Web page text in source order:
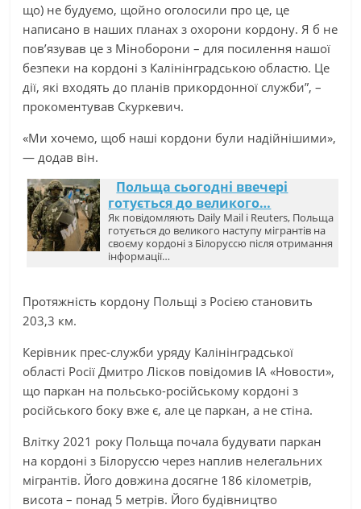
що) не будуємо, щойно оголосили про це, це
написано в наших планах з охорони кордону. Я б не
пов’язував це з Міноборони – для посилення нашої
безпеки на кордоні з Калінінградською областю. Це
дії, які входять до планів прикордонної служби”, –
прокоментував Скуркевич.
«Ми хочемо, щоб наші кордони були надійнішими»,
— додав він.
Польща сьогодні ввечері
готується до великого…
Як повідомляють Daily Mail і Reuters, Польща
готується до великого наступу мігрантів на
своєму кордоні з Білоруссю після отримання
інформації…
Протяжність кордону Польщі з Росією становить
203,3 км.
Керівник прес-служби уряду Калінінградської
області Росії Дмитро Лісков повідомив ІА «Новости»,
що паркан на польсько-російському кордоні з
російського боку вже є, але це паркан, а не стіна.
Влітку 2021 року Польща почала будувати паркан
на кордоні з Білоруссю через наплив нелегальних
мігрантів. Його довжина досягне 186 кілометрів,
висота – понад 5 метрів. Його будівництво